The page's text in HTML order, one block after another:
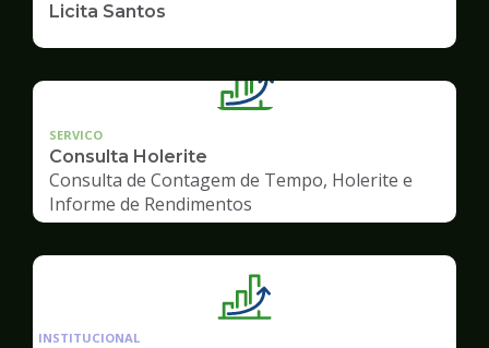
Licita Santos
SERVICO
Consulta Holerite
Consulta de Contagem de Tempo, Holerite e
Informe de Rendimentos
Ilustração
INSTITUCIONAL